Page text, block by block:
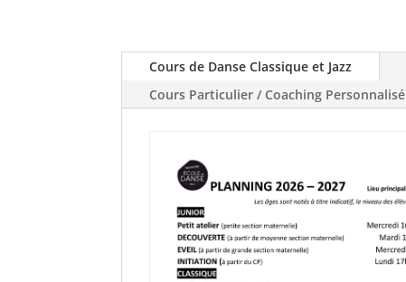
Cours de Danse Classique et Jazz
Cours Particulier / Coaching Personnalisé